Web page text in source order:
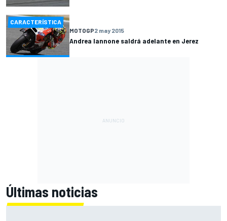
CARACTERÍSTICA
MOTOGP2 may 2015
Andrea Iannone saldrá adelante en Jerez
Últimas noticias